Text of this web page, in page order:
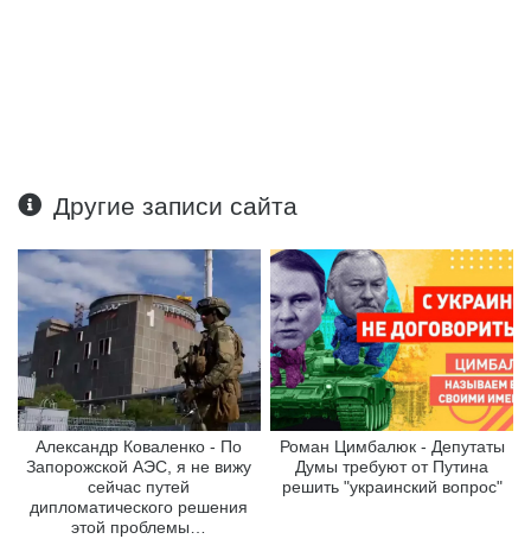
Другие записи сайта
Александр Коваленко - По
Запорожской АЭС, я не вижу
сейчас путей
дипломатического решения
этой проблемы…
Роман Цимбалюк - Депутаты
Думы требуют от Путина
решить "украинский вопрос"